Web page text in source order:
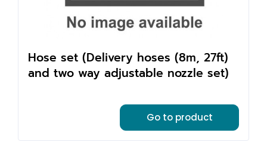
Hose set (Delivery hoses (8m, 27ft)
and two way adjustable nozzle set)
Go to product